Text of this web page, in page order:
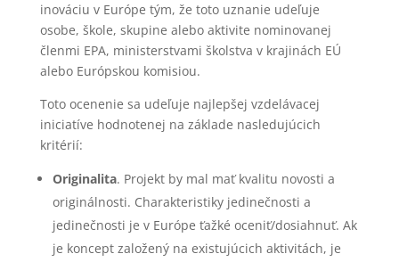
inováciu v Európe tým, že toto uznanie udeľuje
osobe, škole, skupine alebo aktivite nominovanej
členmi EPA, ministerstvami školstva v krajinách EÚ
alebo Európskou komisiou.
Toto ocenenie sa udeľuje najlepšej vzdelávacej
iniciatíve hodnotenej na základe nasledujúcich
kritérií:
Originalita. Projekt by mal mať kvalitu novosti a
originálnosti. Charakteristiky jedinečnosti a
jedinečnosti je v Európe ťažké oceniť/dosiahnuť. Ak
je koncept založený na existujúcich aktivitách, je